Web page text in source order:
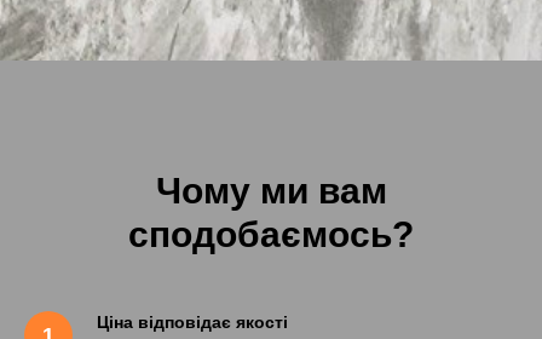
Чому ми вам
сподобаємось?
Ціна відповідає якості